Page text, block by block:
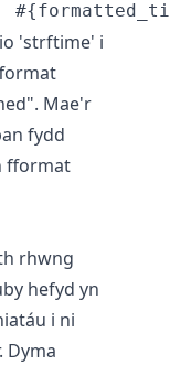
'strftime' i
Mae'r
fydd
fformat
rhwng
hefyd yn
i ni
Dyma